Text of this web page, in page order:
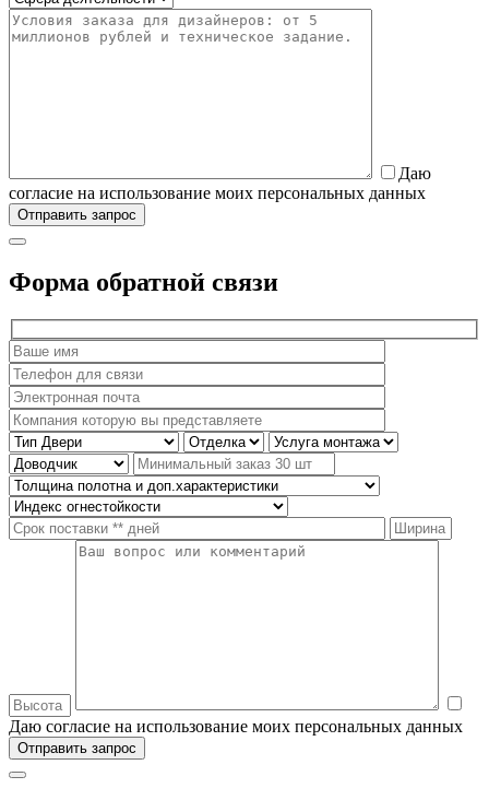
Даю
согласие на использование моих персональных данных
Форма обратной связи
Даю согласие на использование моих персональных данных